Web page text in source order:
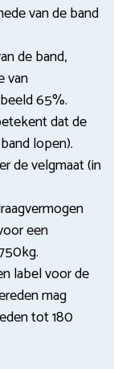
van de band
de band,
van
65%.
dat de
lopen).
de velgmaat (in
een
label voor de
mag
tot 180